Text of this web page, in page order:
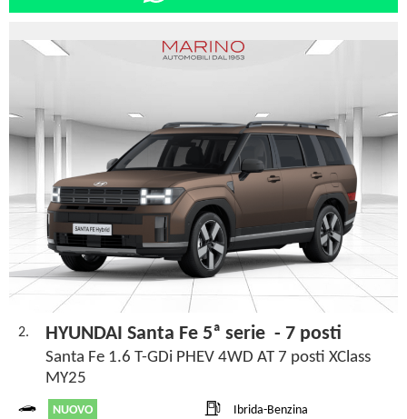
2. HYUNDAI Santa Fe 5ª serie - 7 posti
Santa Fe 1.6 T-GDi PHEV 4WD AT 7 posti XClass
MY25
NUOVO
Ibrida-Benzina